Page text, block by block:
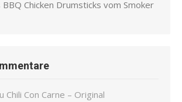
BBQ Chicken Drumsticks vom Smoker
Chili Con Carne – Original